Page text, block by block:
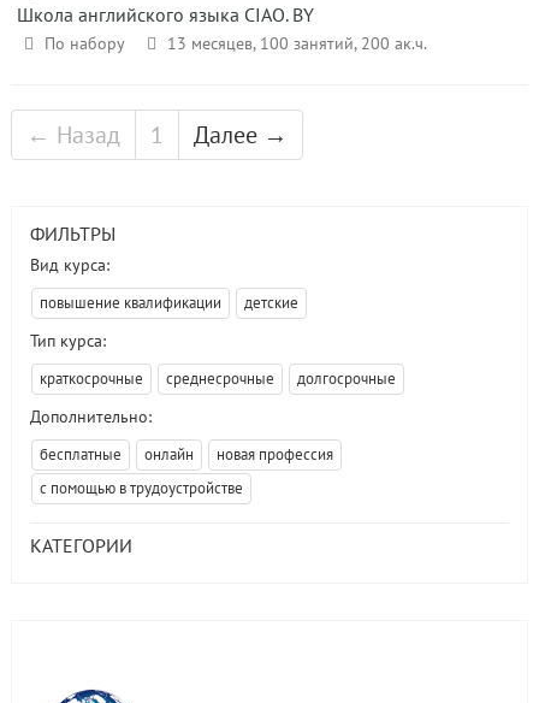
Школа английского языка CIAO. BY
По набору 13 месяцев, 100 занятий, 200 ак.ч.
← Назад 1 Далее →
ФИЛЬТРЫ
Вид курса:
повышение квалификации детские
Тип курса:
краткосрочные среднесрочные долгосрочные
Дополнительно:
бесплатные онлайн
новая профессия
с помощью в трудоустройстве
КАТЕГОРИИ